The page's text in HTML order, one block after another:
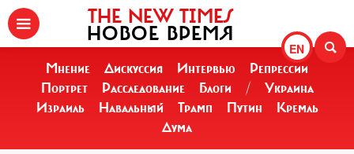
EN
THE NEW TIMES
НОВОЕ ВРЕМЯ
Мнение Дискуссия Интервью
Репрессии
Портрет
Расследование Блоги /
Украина
Израиль
Навальный Трамп Путин
Кремль
Дума